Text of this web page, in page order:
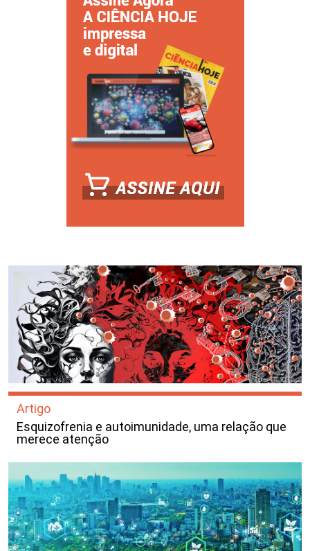
Artigo
Esquizofrenia e autoimunidade, uma relação que
merece atenção